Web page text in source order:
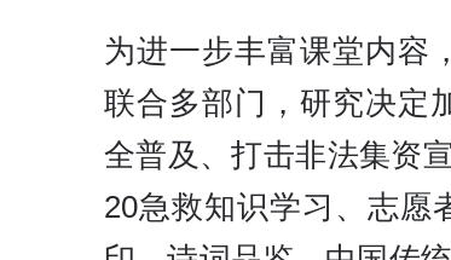
为进一步丰富课堂内容
联合多部门，研究决定
全普及、打击非法集资
20急救知识学习、志愿